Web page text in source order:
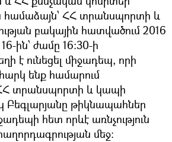
համաձայն՝ ՀՀ տրանսպորտի և
բակային հատվածում 2016
ին՝ ժամը 16:30-ի
է ունեցել միջադեպ, որի
ենք համարում
տրանսպորտի և կապի
թիկնապահներ
հետ որևէ առնչություն
մեջ։